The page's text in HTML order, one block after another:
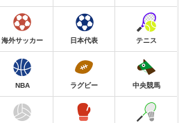
海外サッカー 日本代表 テニス
NBA ラグビー 中央競馬